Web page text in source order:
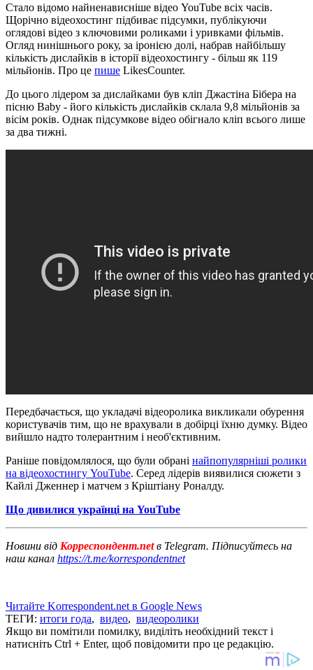
Стало відомо найненависніше відео YouTube всіх часів.
Щорічно відеохостинг підбиває підсумки, публікуючи
оглядові відео з ключовими роликами і уривками фільмів.
Огляд нинішнього року, за іронією долі, набрав найбільшу
кількість дислайків в історії відеохостингу - більш як 119
мільйонів. Про це пише LikesCounter.
До цього лідером за дислайками був кліп Джастіна Бібера на
пісню Baby - його кількість дислайків склала 9,8 мільйонів за
вісім років. Однак підсумкове відео обігнало кліп всього лише
за два тижні.
Передбачається, що укладачі відеоролика викликали обурення
користувачів тим, що не врахували в добірці їхню думку. Відео
вийшло надто толерантним і необ'єктивним.
Раніше повідомлялося, що були обрані найпопулярніші ролики
на відеохостингу YouTube. Серед лідерів виявилися сюжети з
Кайлі Дженнер і матчем з Кріштіану Роналду.
Що дивилися українці на YouTube
Новини від Корреспондент.netв Telegram. Підписуйтесь на
наш канал https://t.me/korrespondentnet
Читайте Korrespondent.net в Google News
ТЕГИ: итоги года, видео, видеоролики
Якщо ви помітили помилку, виділіть необхідний текст і
натисніть Ctrl + Enter, щоб повідомити про це редакцію.